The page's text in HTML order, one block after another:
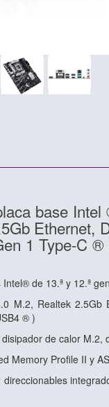
base
1 Type-C
de 13.ª y 12.ª
M.2, Realtek
® )
de calor
Memory Profile II y